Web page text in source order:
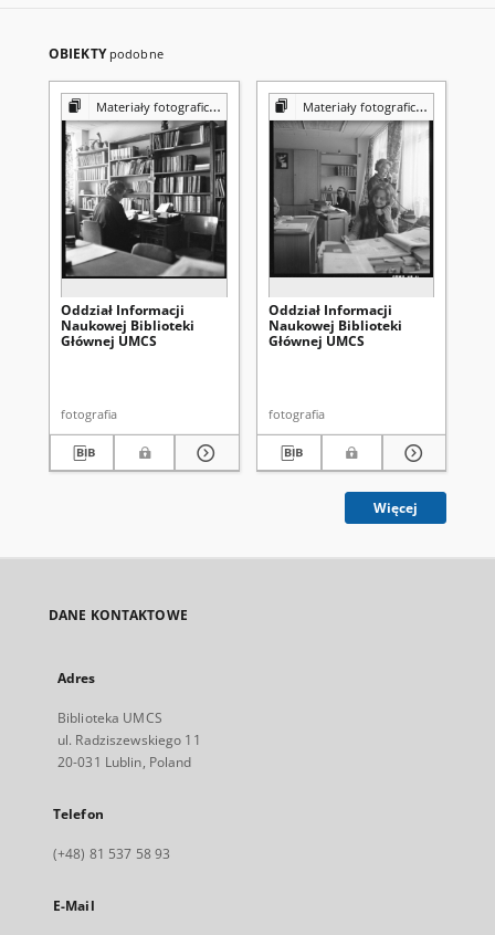
OBIEKTY podobne
Materiały fotograficzne z Pracowni Reprografii Biblioteki UMCS
Oddział Informacji
Naukowej Biblioteki
Głównej UMCS
fotografia
Materiały fotograficzne z Pracowni Reprografii Biblioteki UMCS
Oddział Informacji
Naukowej Biblioteki
Głównej UMCS
fotografia
Więcej
DANE KONTAKTOWE
Adres
Biblioteka UMCS
ul. Radziszewskiego 11
20-031 Lublin, Poland
Telefon
(+48) 81 537 58 93
E-Mail